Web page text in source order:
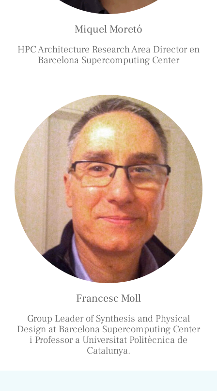
Miquel Moretó
HPC Architecture Research Area Director en
Barcelona Supercomputing Center
Francesc Moll
Group Leader of Synthesis and Physical
Design at Barcelona Supercomputing Center
i Professor a Universitat Politècnica de
Catalunya.